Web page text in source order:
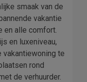
smaak van de
vakantie
en alle comfort.
en luxeniveau,
vakantiewoning te
rond
de verhuurder.